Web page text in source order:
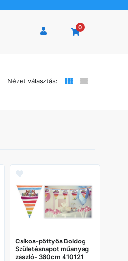
0
Nézet választás:
Csíkos-pöttyös Boldog
Születésnapot műanyag
zászló- 360cm 410121